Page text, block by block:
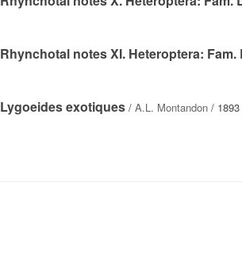
Rhynchotal notes XI. Heteroptera: Fam.
Lygoeides exotiques / A.L. Montandon / 1893